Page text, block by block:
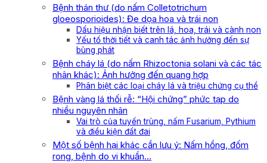
Bệnh thán thư (do nấm Colletotrichum
gloeosporioides): Đe dọa hoa và trái non
Dấu hiệu nhận biết trên lá, hoa, trái và cành non
Yếu tố thời tiết và canh tác ảnh hưởng đến sự
bùng phát
Bệnh cháy lá (do nấm Rhizoctonia solani và các tác
nhân khác): Ảnh hưởng đến quang hợp
Phân biệt các loại cháy lá và triệu chứng cụ thể
Bệnh vàng lá thối rễ: “Hội chứng” phức tạp do
nhiều nguyên nhân
Vai trò của tuyến trùng, nấm Fusarium, Pythium
và điều kiện đất đai
Một số bệnh hại khác cần lưu ý: Nấm hồng, đốm
rong, bệnh do vi khuẩn…